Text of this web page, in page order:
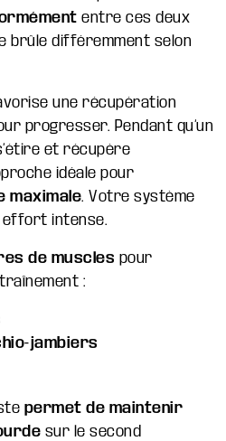
entre ces deux
brûle différemment selon
une récupération
progresser. Pendant qu’un
et récupère
idéale pour
. Votre système
effort intense.
de muscles pour
:
jambiers
permet de maintenir
sur le second